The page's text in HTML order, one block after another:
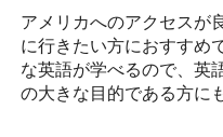
アメリカへのアクセスが
に行きたい方におすすめ
な英語が学べるので、英
の大きな目的である方に